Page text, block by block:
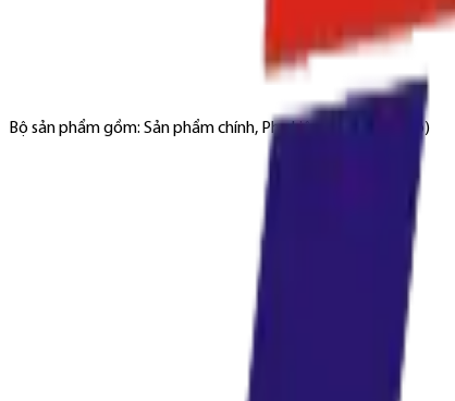
Bộ sản phẩm gồm: Sản phẩm chính, Phụ kiện đi kèm (nếu có)